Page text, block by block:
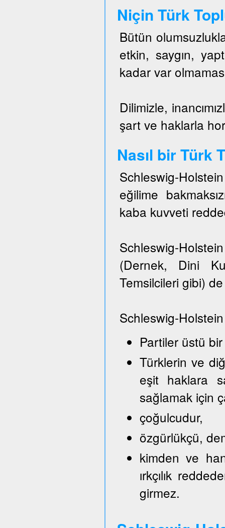
Niçin Türk
Bütün
etkin, saygın,
kadar var
Dilimizle,
şart ve haklarla
Nasıl bir Türk
Schleswig-
eğilime
kaba kuvveti
Schleswig-
(Dernek, Dini
Temsilcileri gibi)
Schleswig-
Partiler üstü
Türklerin ve
eşit haklara
sağlamak için
çoğulcudur,
özgürlükçü,
kimden ve
ırkçılık
girmez.